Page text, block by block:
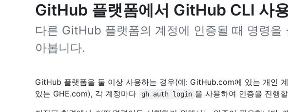
GitHub 플랫폼에서 GitHub CLI 사
다른 GitHub 플랫폼의 계정에 인증될 때 명령을
아봅니다.
GitHub 플랫폼을 둘 이상 사용하는 경우(예: GitHub.com에 있는 개인
있는 GHE.com), 각 계정마다
gh auth login 을 사용하여 인증을 진행